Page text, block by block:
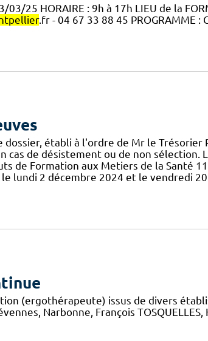
25 HORAIRE : 9h à 17h LIEU de la
.fr - 04 67 33 88 45 PROGRAMME
établi à l'ordre de Mr le Trésorier
cas de désistement ou de non
de Formation aux Metiers de la Santé
lundi 2 décembre 2024 et le vendredi
(ergothérapeute) issus de divers
Narbonne, François